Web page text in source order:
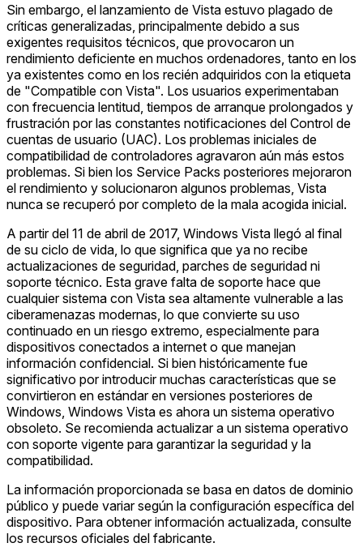
Sin embargo, el lanzamiento de Vista estuvo plagado de
críticas generalizadas, principalmente debido a sus
exigentes requisitos técnicos, que provocaron un
rendimiento deficiente en muchos ordenadores, tanto en los
ya existentes como en los recién adquiridos con la etiqueta
de "Compatible con Vista". Los usuarios experimentaban
con frecuencia lentitud, tiempos de arranque prolongados y
frustración por las constantes notificaciones del Control de
cuentas de usuario (UAC). Los problemas iniciales de
compatibilidad de controladores agravaron aún más estos
problemas. Si bien los Service Packs posteriores mejoraron
el rendimiento y solucionaron algunos problemas, Vista
nunca se recuperó por completo de la mala acogida inicial.
A partir del 11 de abril de 2017, Windows Vista llegó al final
de su ciclo de vida, lo que significa que ya no recibe
actualizaciones de seguridad, parches de seguridad ni
soporte técnico. Esta grave falta de soporte hace que
cualquier sistema con Vista sea altamente vulnerable a las
ciberamenazas modernas, lo que convierte su uso
continuado en un riesgo extremo, especialmente para
dispositivos conectados a internet o que manejan
información confidencial. Si bien históricamente fue
significativo por introducir muchas características que se
convirtieron en estándar en versiones posteriores de
Windows, Windows Vista es ahora un sistema operativo
obsoleto. Se recomienda actualizar a un sistema operativo
con soporte vigente para garantizar la seguridad y la
compatibilidad.
La información proporcionada se basa en datos de dominio
público y puede variar según la configuración específica del
dispositivo. Para obtener información actualizada, consulte
los recursos oficiales del fabricante.